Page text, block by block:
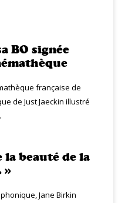
BO signée
française de
de Just Jaeckin illustré
beauté de la
»
Jane Birkin